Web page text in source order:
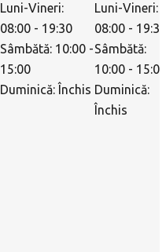
Luni-Vineri:
08:00 - 19:30
Sâmbătă: 10:00 -
15:00
Duminică: Închis
Luni-Vineri:
08:00 - 19:30
Sâmbătă:
10:00 - 15:00
Duminică:
Închis